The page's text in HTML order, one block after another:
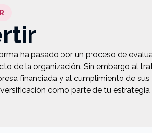
ha pasado por un proceso de
de la organización. Sin embargo al
financiada y al cumplimiento de
como parte de tu estrategia